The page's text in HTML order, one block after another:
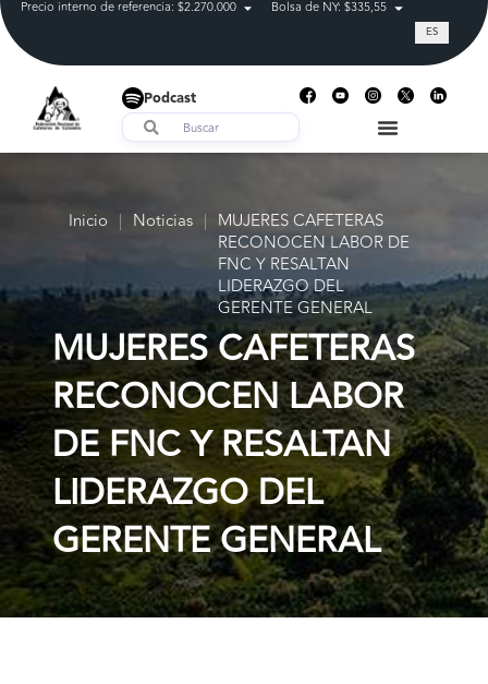
Precio interno de referencia: $2.270.000 Bolsa de NY: $335,55 Tasa de
ES
Podcast
Inicio | Noticias | MUJERES CAFETERAS
RECONOCEN LABOR DE
FNC Y RESALTAN
LIDERAZGO DEL
GERENTE GENERAL
MUJERES CAFETERAS
RECONOCEN LABOR
DE FNC Y RESALTAN
LIDERAZGO DEL
GERENTE GENERAL